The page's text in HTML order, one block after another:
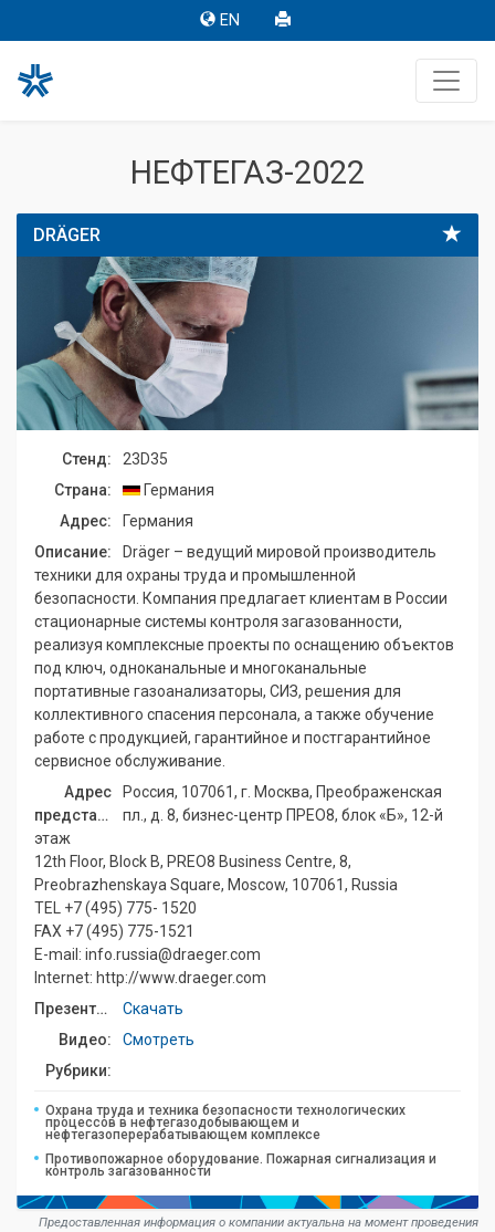
EN
НЕФТЕГАЗ-2022
DRÄGER
Стенд:
23D35
Страна:
Германия
Адрес:
Германия
Описание:
Dräger – ведущий мировой производитель
техники для охраны труда и промышленной
безопасности. Компания предлагает клиентам в России
стационарные системы контроля загазованности,
реализуя комплексные проекты по оснащению объектов
под ключ, одноканальные и многоканальные
портативные газоанализаторы, СИЗ, решения для
коллективного спасения персонала, а также обучение
работе с продукцией, гарантийное и постгарантийное
сервисное обслуживание.
Адрес
представительства:
Россия, 107061, г. Москва, Преображенская
пл., д. 8, бизнес-центр ПРЕО8, блок «Б», 12-й
этаж
12th Floor, Block B, PREO8 Business Centre, 8,
Preobrazhenskaya Square, Moscow, 107061, Russia
TEL +7 (495) 775- 1520
FAX +7 (495) 775-1521
E-mail: info.russia@draeger.com
Internet: http://www.draeger.com
Презентация:
Скачать
Видео:
Смотреть
Рубрики:
Охрана труда и техника безопасности технологических
процессов в нефтегазодобывающем и
нефтегазоперерабатывающем комплексе
Противопожарное оборудование. Пожарная сигнализация и
контроль загазованности
Предоставленная информация о компании актуальна на момент проведения